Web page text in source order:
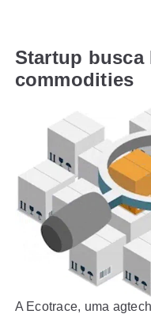
Startup busca
commodities
A Ecotrace, uma